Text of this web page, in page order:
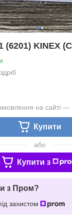
(6201) KINEX
на сайті —
Купити
або
Купити з
з Пром?
захистом